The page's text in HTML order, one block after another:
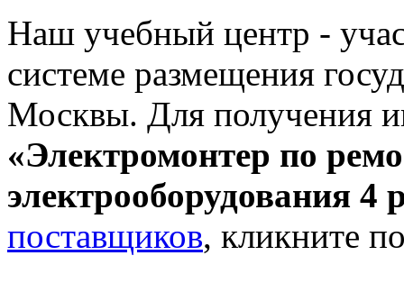
Наш учебный центр -
системе размещения
Москвы. Для получения
«Электромонтер по
электрооборудования 4
поставщиков, кликните